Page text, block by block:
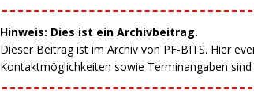
Hinweis: Dies ist ein Archivbeitrag.
Dieser Beitrag ist im Archiv von PF-BITS. Hier
Kontaktmöglichkeiten sowie Terminangaben